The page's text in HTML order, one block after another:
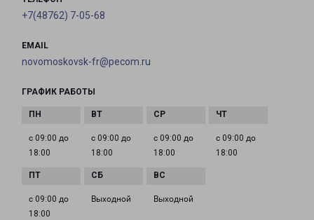
+7(48762) 7-05-68
EMAIL
novomoskovsk-fr@pecom.ru
ГРАФИК РАБОТЫ
с 09:00 до
18:00
с 09:00 до
18:00
с 09:00 до
18:00
с 09:00 до
18:00
с 09:00 до
18:00
Выходной Выходной